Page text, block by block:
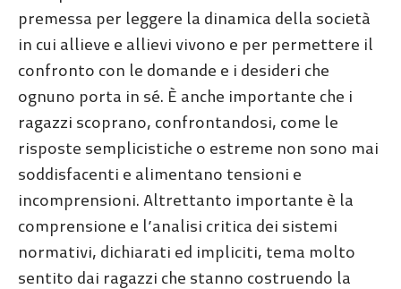
premessa per leggere la dinamica della società
in cui allieve e allievi vivono e per permettere il
confronto con le domande e i desideri che
ognuno porta in sé. È anche importante che i
ragazzi scoprano, confrontandosi, come le
risposte semplicistiche o estreme non sono mai
soddisfacenti e alimentano tensioni e
incomprensioni. Altrettanto importante è la
comprensione e l’analisi critica dei sistemi
normativi, dichiarati ed impliciti, tema molto
sentito dai ragazzi che stanno costruendo la